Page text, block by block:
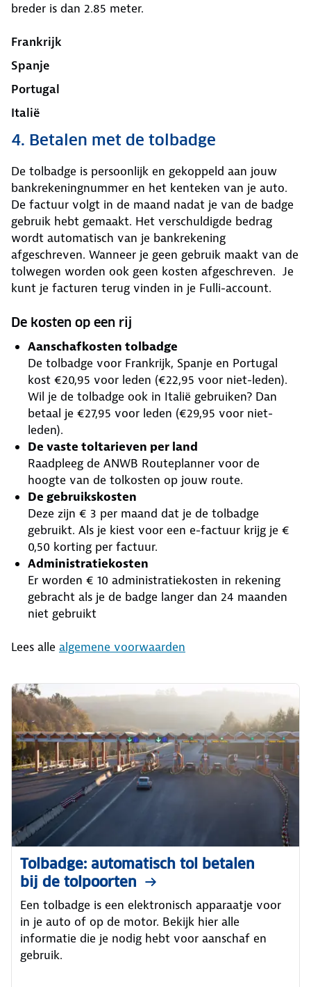
breder is dan 2.85 meter.
Frankrijk
Spanje
Portugal
Italië
4. Betalen met de tolbadge
De tolbadge is persoonlijk en gekoppeld aan jouw
bankrekeningnummer en het kenteken van je auto.
De factuur volgt in de maand nadat je van de badge
gebruik hebt gemaakt. Het verschuldigde bedrag
wordt automatisch van je bankrekening
afgeschreven. Wanneer je geen gebruik maakt van de
tolwegen worden ook geen kosten afgeschreven. Je
kunt je facturen terug vinden in je Fulli-account.
De kosten op een rij
Aanschafkosten tolbadge
De tolbadge voor Frankrijk, Spanje en Portugal
kost €20,95 voor leden (€22,95 voor niet-leden).
Wil je de tolbadge ook in Italië gebruiken? Dan
betaal je €27,95 voor leden (€29,95 voor niet-
leden).
De vaste toltarieven per land
Raadpleeg de ANWB Routeplanner voor de
hoogte van de tolkosten op jouw route.
De gebruikskosten
Deze zijn € 3 per maand dat je de tolbadge
gebruikt. Als je kiest voor een e-factuur krijg je €
0,50 korting per factuur.
Administratiekosten
Er worden € 10 administratiekosten in rekening
gebracht als je de badge langer dan 24 maanden
niet gebruikt
Lees alle algemene voorwaarden
Tolbadge: automatisch tol betalen
bij de tolpoorten
Een tolbadge is een elektronisch apparaatje voor
in je auto of op de motor. Bekijk hier alle
informatie die je nodig hebt voor aanschaf en
gebruik.